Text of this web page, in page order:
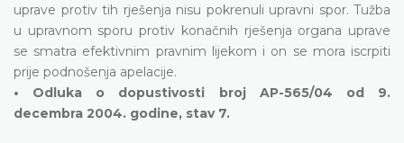
uprave protiv tih rješenja nisu pokrenuli upravni spor. Tužba
u upravnom sporu protiv konačnih rješenja organa uprave
se smatra efektivnim pravnim lijekom i on se mora iscrpiti
prije podnošenja apelacije.
• Odluka o dopustivosti broj AP-565/04 od 9.
decembra 2004. godine, stav 7.